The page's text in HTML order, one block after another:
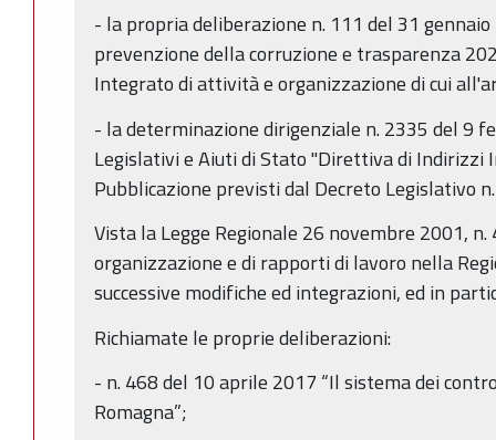
- la propria deliberazione n. 111 del 31
prevenzione della corruzione e trasparenza
Integrato di attività e organizzazione di cui
- la determinazione dirigenziale n. 2335 del 9
Legislativi e Aiuti di Stato "Direttiva di
Pubblicazione previsti dal Decreto Legislativo
Vista la Legge Regionale 26 novembre 2001,
organizzazione e di rapporti di lavoro nella
successive modifiche ed integrazioni, ed in
Richiamate le proprie deliberazioni:
- n. 468 del 10 aprile 2017 “Il sistema dei
Romagna”;